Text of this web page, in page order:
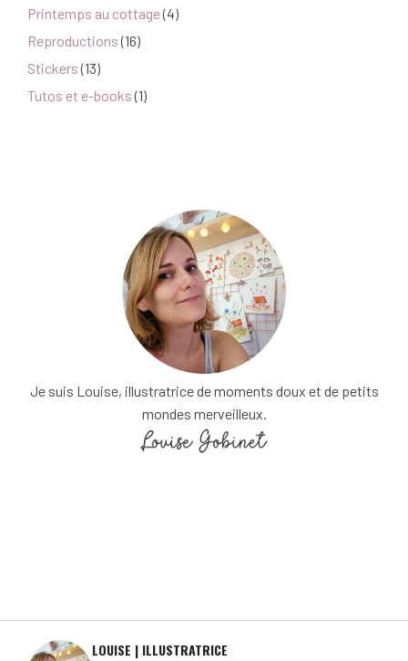
Printemps au cottage(4)
Reproductions (16)
Stickers (13)
Tutos et e-books (1)
Je suis Louise, illustratrice de moments doux et de petits
mondes merveilleux.
LOUISE | ILLUSTRATRICE